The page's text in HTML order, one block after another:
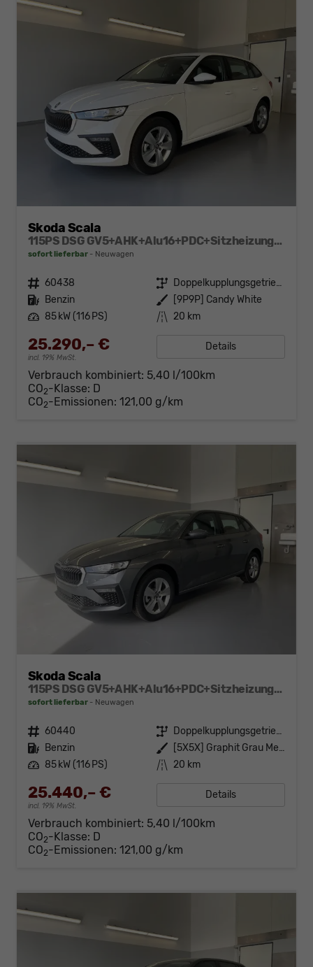
Skoda Scala
115PS DSG GV5+AHK+Alu16+PDC+Sitzheizung+App-Connect
sofort lieferbar Neuwagen
Fahrzeugnr. 60438 Getriebe
Doppelkupplungsgetriebe (DSG)
Kraftstoff Benzin Außenfarbe
[9P9P] Candy White
Leistung 85 kW (116 PS) Kilometerstand 20 km
25.290,– €
incl. 19% MwSt.
Details
Verbrauch kombiniert: 5,40 l/100km
CO2-Klasse: D
CO2-Emissionen: 121,00 g/km
Skoda Scala
115PS DSG GV5+AHK+Alu16+PDC+Sitzheizung+App-Connect
sofort lieferbar Neuwagen
Fahrzeugnr. 60440 Getriebe
Doppelkupplungsgetriebe (DSG)
Kraftstoff Benzin Außenfarbe
[5X5X] Graphit Grau Metallic
Leistung 85 kW (116 PS) Kilometerstand 20 km
25.440,– €
incl. 19% MwSt.
Details
Verbrauch kombiniert: 5,40 l/100km
CO2-Klasse: D
CO2-Emissionen: 121,00 g/km